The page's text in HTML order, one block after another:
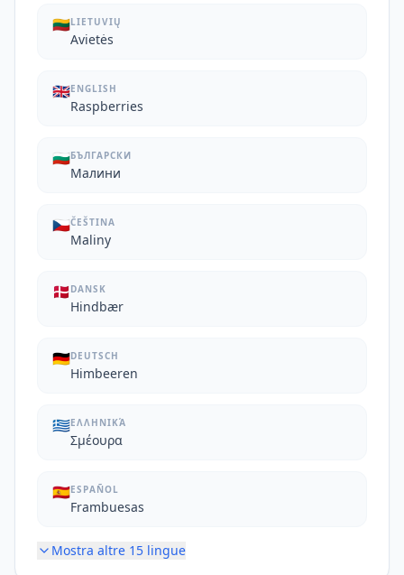
🇱🇹LIETUVIŲ
Avietės
🇬🇧ENGLISH
Raspberries
🇧🇬БЪЛГАРСКИ
Малини
🇨🇿ČEŠTINA
Maliny
🇩🇰 DANSK
Hindbær
🇩🇪DEUTSCH
Himbeeren
🇬🇷ΕΛΛΗΝΙΚΆ
Σμέουρα
🇪🇸ESPAÑOL
Frambuesas
Mostra altre 15 lingue